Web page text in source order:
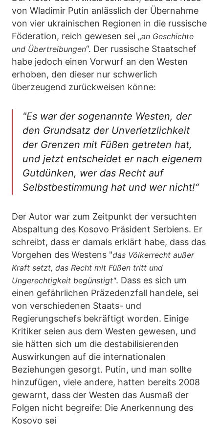
von Wladimir Putin anlässlich der Übernahme
von vier ukrainischen Regionen in die russische
Föderation, reich gewesen sei „an Geschichte
und Übertreibungen“. Der russische Staatschef
habe jedoch einen Vorwurf an den Westen
erhoben, den dieser nur schwerlich
überzeugend zurückweisen könne:
"Es war der sogenannte Westen, der
den Grundsatz der Unverletzlichkeit
der Grenzen mit Füßen getreten hat,
und jetzt entscheidet er nach eigenem
Gutdünken, wer das Recht auf
Selbstbestimmung hat und wer nicht!“
Der Autor war zum Zeitpunkt der versuchten
Abspaltung des Kosovo Präsident Serbiens. Er
schreibt, dass er damals erklärt habe, dass das
Vorgehen des Westens "das Völkerrecht außer
Kraft setzt, das Recht mit Füßen tritt und
Ungerechtigkeit begünstigt". Dass es sich um
einen gefährlichen Präzedenzfall handele, sei
von verschiedenen Staats- und
Regierungschefs bekräftigt worden. Einige
Kritiker seien aus dem Westen gewesen, und
sie hätten sich um die destabilisierenden
Auswirkungen auf die internationalen
Beziehungen gesorgt. Putin, und man sollte
hinzufügen, viele andere, hatten bereits 2008
gewarnt, dass der Westen das Ausmaß der
Folgen nicht begreife: Die Anerkennung des
Kosovo sei